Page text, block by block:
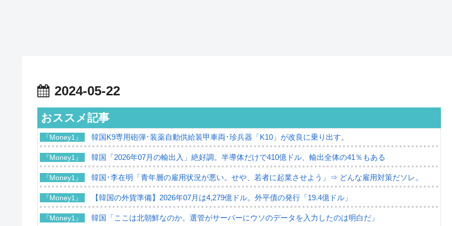
2024-05-22
おススメ記事
『Money1』 韓国K9専用砲弾･装薬自動供給装甲車両･珍兵器「K10」が改良に乗り出す。
『Money1』 韓国「2026年07月の輸出入」絶好調。半導体だけで410億ドル、輸出全体の41％もある
『Money1』 韓国･李在明「青年層の雇用状況が悪い。せや、若者に起業させよう」⇒ どんな雇用対策だソレ。
『Money1』 【韓国の外貨準備】2026年07月は4,279億ドル。外平債の発行「19.4億ドル」
『Money1』 韓国「ここは北朝鮮なのか。選管がサーバーにウソのデータを入力したのは明白だ」